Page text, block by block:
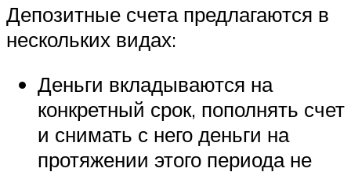
Депозитные счета предлагаются в
нескольких видах:
Деньги вкладываются на
конкретный срок, пополнять счет
и снимать с него деньги на
протяжении этого периода не